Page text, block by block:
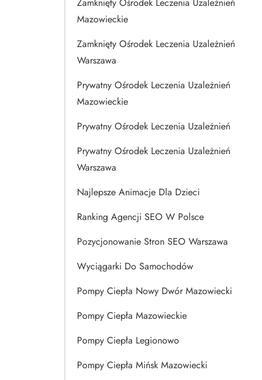
Mazowieckie
Zamknięty Ośrodek Leczenia Uzależnień
Warszawa
Prywatny Ośrodek Leczenia Uzależnień
Mazowieckie
Prywatny Ośrodek Leczenia Uzależnień
Prywatny Ośrodek Leczenia Uzależnień
Warszawa
Najlepsze Animacje Dla Dzieci
Ranking Agencji SEO W Polsce
Pozycjonowanie Stron SEO Warszawa
Wyciągarki Do Samochodów
Pompy Ciepła Nowy Dwór Mazowiecki
Pompy Ciepła Mazowieckie
Pompy Ciepła Legionowo
Pompy Ciepła Mińsk Mazowiecki